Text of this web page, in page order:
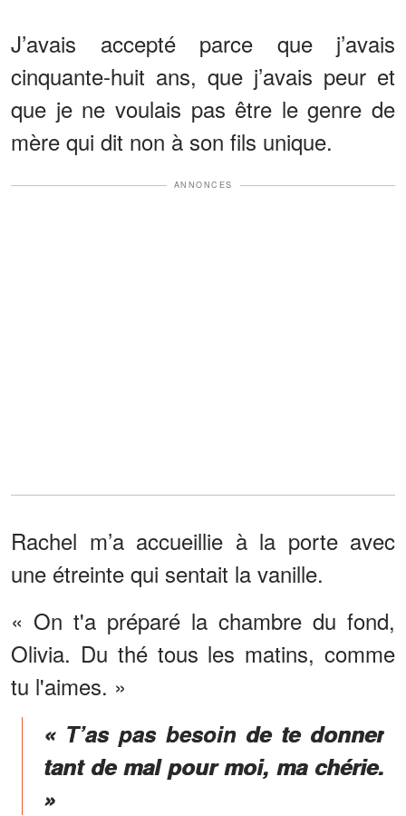
J’avais accepté parce que j’avais
cinquante-huit ans, que j’avais peur et
que je ne voulais pas être le genre de
mère qui dit non à son fils unique.
ANNONCES
Rachel m’a accueillie à la porte avec
une étreinte qui sentait la vanille.
« On t'a préparé la chambre du fond,
Olivia. Du thé tous les matins, comme
tu l'aimes. »
« T’as pas besoin de te donner
tant de mal pour moi, ma chérie.
»